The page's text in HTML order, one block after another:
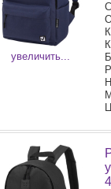
увеличить...